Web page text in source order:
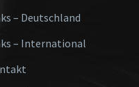
– Deutschland
– International